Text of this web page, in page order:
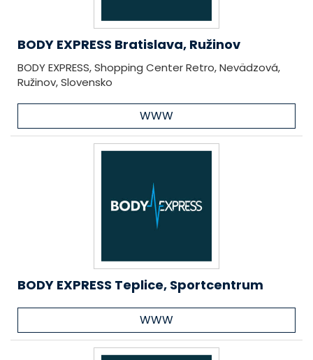
BODY EXPRESS Bratislava, Ružinov
BODY EXPRESS, Shopping Center Retro, Nevädzová,
Ružinov, Slovensko
WWW
BODY EXPRESS Teplice, Sportcentrum
WWW